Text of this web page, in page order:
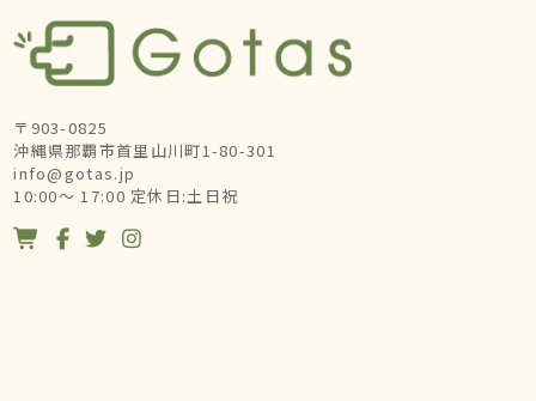
〒903-0825
沖縄県那覇市首里山川町1-80-301
info@gotas.jp
10:00～ 17:00 定休日:土日祝
   